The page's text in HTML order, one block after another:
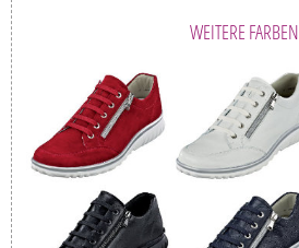
WEITERE FARBEN